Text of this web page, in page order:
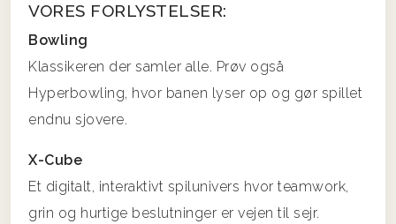
VORES FORLYSTELSER:
Bowling
Klassikeren der samler alle. Prøv også
Hyperbowling, hvor banen lyser op og gør spillet
endnu sjovere.
X-Cube
Et digitalt, interaktivt spilunivers hvor teamwork,
grin og hurtige beslutninger er vejen til sejr.